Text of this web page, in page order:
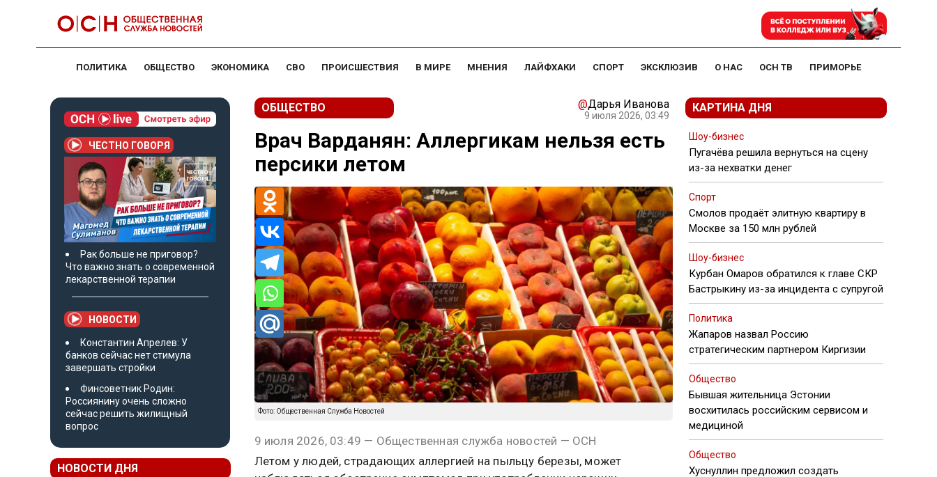
ПОЛИТИКА ОБЩЕСТВО ЭКОНОМИКА СВО ПРОИСШЕСТВИЯ В МИРЕ МНЕНИЯ ЛАЙФХАКИ СПОРТ ЭКСКЛЮЗИВ О НАС ОСН ТВ ПРИМОРЬЕ
ЧЕСТНО ГОВОРЯ
Рак больше не приговор?
Что важно знать о современной
лекарственной терапии
НОВОСТИ
Константин Апрелев: У
банков сейчас нет стимула
завершать стройки
Финсоветник Родин:
Россиянину очень сложно
сейчас решить жилищный
вопрос
НОВОСТИ ДНЯ
ОБЩЕСТВО @Дарья Иванова
9 июля 2026, 03:49
Врач Варданян: Аллергикам нельзя есть
персики летом
Фото: Общественная Служба Новостей
9 июля 2026, 03:49 — Общественная служба новостей — ОСН
Летом у людей, страдающих аллергией на пыльцу березы, может
КАРТИНА ДНЯ
Шоу-бизнес
Пугачёва решила вернуться на сцену
из-за нехватки денег
Спорт
Смолов продаёт элитную квартиру в
Москве за 150 млн рублей
Шоу-бизнес
Курбан Омаров обратился к главе СКР
Бастрыкину из-за инцидента с супругой
Политика
Жапаров назвал Россию
стратегическим партнером Киргизии
Общество
Бывшая жительница Эстонии
восхитилась российским сервисом и
медициной
Общество
Хуснуллин предложил создать